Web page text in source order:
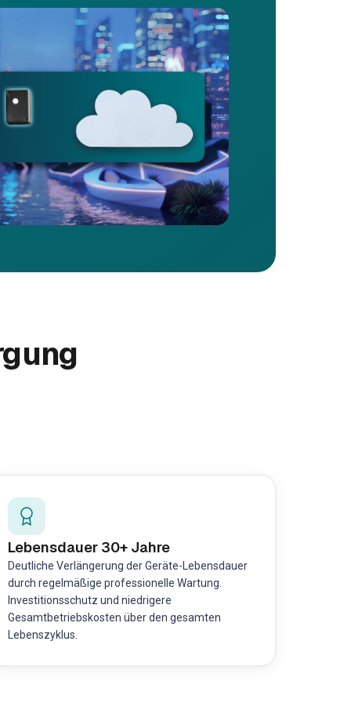
Lebensdauer 30+ Jahre
Deutliche Verlängerung der Geräte-Lebensdauer
durch regelmäßige professionelle Wartung.
Investitionsschutz und niedrigere
Gesamtbetriebskosten über den gesamten
Lebenszyklus.